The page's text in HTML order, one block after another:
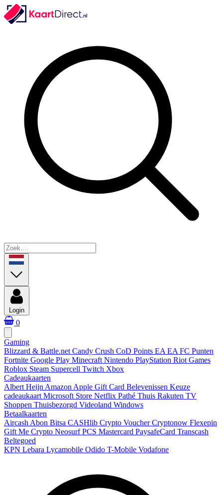
Login
0
Gaming
Blizzard & Battle.net Candy Crush CoD Points EA EA FC Punten
Fortnite Google Play Minecraft Nintendo PlayStation Riot Games
Roblox Steam Supercell Twitch Xbox
Cadeaukaarten
Albert Heijn Amazon Apple Gift Card Belevenissen Keuze
cadeaukaart Microsoft Store Netflix Pathé Thuis Rakuten TV
Shoppen Thuisbezorgd Videoland Windows
Betaalkaarten
Aircash Abon Bitsa CASHlib Crypto VoucherCryptonow Flexepin
Gift Me Crypto NeosurfPCS Mastercard PaysafeCard Transcash
Beltegoed
KPN Lebara Lycamobile Odido T-Mobile Vodafone